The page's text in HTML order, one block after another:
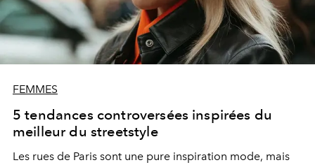
FEMMES
5 tendances controversées inspirées du
meilleur du streetstyle
Les rues de Paris sont une pure inspiration mode, mais